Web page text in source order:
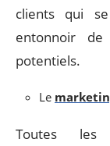
clients qui
entonnoir
potentiels.
Le
Toutes